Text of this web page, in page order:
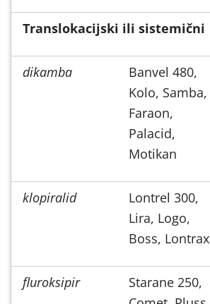
Translokacijski ili sistemični
dikamba
Banvel 480,
Kolo, Samba,
Faraon,
Palacid,
Motikan
klopiralid
Lontrel 300,
Lira, Logo,
Boss, Lontrax
fluroksipir
Starane 250,